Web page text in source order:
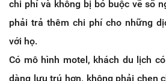
chi phí và không bị bó buộc về số
phải trả thêm chi phí cho những
với họ.
Có mô hình motel, khách du lịch
dàng lưu trú hơn, không phải chen